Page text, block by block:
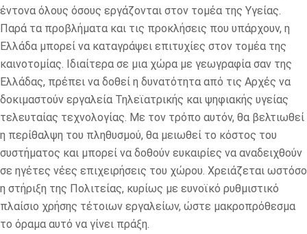
έντονα όλους όσους εργάζονται στον τομέα της Υγείας.
Παρά τα προβλήματα και τις προκλήσεις που υπάρχουν, η
Ελλάδα μπορεί να καταγράψει επιτυχίες στον τομέα της
καινοτομίας. Ιδιαίτερα σε μια χώρα με γεωγραφία σαν της
Ελλάδας, πρέπει να δοθεί η δυνατότητα από τις Αρχές να
δοκιμαστούν εργαλεία Τηλεϊατρικής και ψηφιακής υγείας
τελευταίας τεχνολογίας. Με τον τρόπο αυτόν, θα βελτιωθεί
η περίθαλψη του πληθυσμού, θα μειωθεί το κόστος του
συστήματος και μπορεί να δοθούν ευκαιρίες να αναδειχθούν
σε ηγέτες νέες επιχειρήσεις του χώρου. Χρειάζεται ωστόσο
η στήριξη της Πολιτείας, κυρίως με ευνοϊκό ρυθμιστικό
πλαίσιο χρήσης τέτοιων εργαλείων, ώστε μακροπρόθεσμα
το όραμα αυτό να γίνει πράξη.